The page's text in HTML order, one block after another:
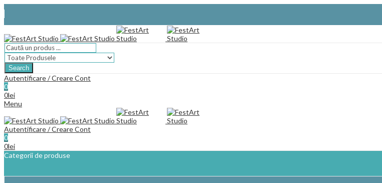
Facebook
Search
Autentificare / Creare Cont
0
0lei
Menu
Autentificare / Creare Cont
0
0lei
Categorii de produse